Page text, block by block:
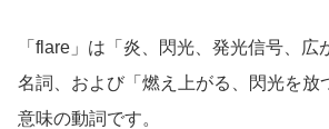
「flare」は「炎、閃光、発光信号、広
名詞、および「燃え上がる、閃光を放
意味の動詞です。